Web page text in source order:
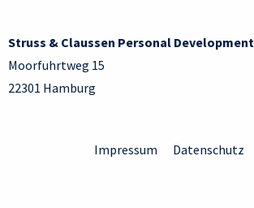
Struss & Claussen Personal Development
Moorfuhrtweg 15
22301 Hamburg
Impressum Datenschutz